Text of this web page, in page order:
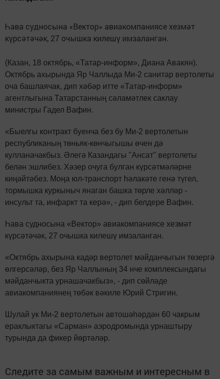
Һава судносына «Вектор» авиакомпаниясе хезмәт
күрсәтәчәк, 27 очышка килешү имзаланган.
(Казан, 18 октябрь, «Татар-информ», Диана Авакян).
Октябрь ахырында Яр Чаллыда Ми-2 санитар вертолеты
оча башлаячак, дип хәбәр итте «Татар-информ»
агентлыгына Татарстанның сәламәтлек саклау
министры Гадел Вафин.
«Быелгы контракт буенча без бу Ми-2 вертолетын
республиканың төньяк-көнчыгышы өчен дә
кулланачакбыз. Әлегә Казандагы "Ансат" вертолеты
белән эшлибез. Хәзер очуга булган күрсәтмәләрне
киңәйтәбез. Моңа юл-транспорт һәлакәте генә түгел,
тормышка куркыныч янаган башка төрле хәлләр -
инсульт та, инфаркт та керә», - дип белдере Вафин.
Һава судносына «Вектор» авиакомпаниясе хезмәт
күрсәтәчәк, 27 очышка килешү имзаланган.
«Октябрь ахырына кадәр вертолет мәйданчыгын төзергә
өлгерсәләр, без Яр Чаллының 34 нче комплексындагы
мәйданчыкта урнашачакбыз», - дип сөйләде
авиакомпаниянең төбәк вәкиле Юрий Стригин.
Шулай ук Ми-2 вертолетын автошәһәрдән 60 чакрым
ераклыктагы «Сарман» аэродромында урнаштыру
турында да фикер йөртәләр.
Следите за самым важным и интересным в